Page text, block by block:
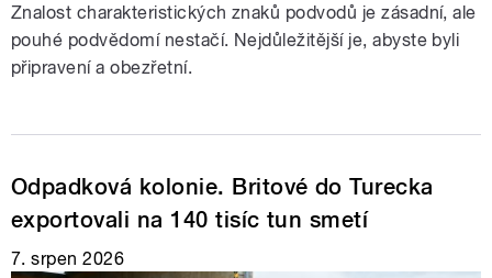
Znalost charakteristických znaků podvodů je zásadní, ale
pouhé podvědomí nestačí. Nejdůležitější je, abyste byli
připravení a obezřetní.
Odpadková kolonie. Britové do Turecka
exportovali na 140 tisíc tun smetí
7. srpen 2026